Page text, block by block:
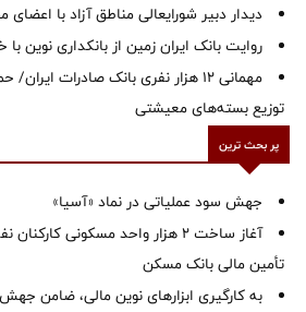
دیدار دبیر شورایعالی مناطق آزاد با
روایت بانک ایران زمین از بانکداری نوین
مهمانی ۱۲ هزار نفری بانک صادرات
توزیع بسته‌های معیشتی
پر بحث ترین
جهش سود عملیاتی در نماد «آسیا»
آغاز ساخت ۲ هزار واحد مسکونی
تأمین مالی بانک مسکن
به کارگیری ابزارهای نوین مالی، ضامن